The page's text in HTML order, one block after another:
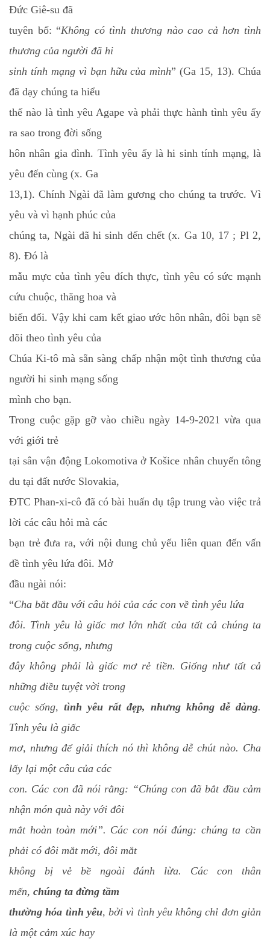
Đức Giê-su đã
tuyên bố: “Không có tình thương nào cao cả hơn tình
thương của người đã hi
sinh tính mạng vì bạn hữu của mình” (Ga 15, 13). Chúa
đã dạy chúng ta hiểu
thế nào là tình yêu Agape và phải thực hành tình yêu ấy
ra sao trong đời sống
hôn nhân gia đình. Tình yêu ấy là hi sinh tính mạng, là
yêu đến cùng (x. Ga
13,1). Chính Ngài đã làm gương cho chúng ta trước. Vì
yêu và vì hạnh phúc của
chúng ta, Ngài đã hi sinh đến chết (x. Ga 10, 17 ; Pl 2,
8). Đó là
mẫu mực của tình yêu đích thực, tình yêu có sức mạnh
cứu chuộc, thăng hoa và
biến đổi. Vậy khi cam kết giao ước hôn nhân, đôi bạn sẽ
dõi theo tình yêu của
Chúa Ki-tô mà sẵn sàng chấp nhận một tình thương của
người hi sinh mạng sống
mình cho bạn.
Trong cuộc gặp gỡ vào chiều ngày 14-9-2021 vừa qua
với giới trẻ
tại sân vận động Lokomotiva ở Košice nhân chuyến tông
du tại đất nước Slovakia,
ĐTC Phan-xi-cô đã có bài huấn dụ tập trung vào việc trả
lời các câu hỏi mà các
bạn trẻ đưa ra, với nội dung chủ yếu liên quan đến vấn
đề tình yêu lứa đôi. Mở
đầu ngài nói:
“Cha bắt đầu với câu hỏi của các con về tình yêu lứa
đôi. Tình yêu là giấc mơ lớn nhất của tất cả chúng ta
trong cuộc sống, nhưng
đây không phải là giấc mơ rẻ tiền. Giống như tất cả
những điều tuyệt vời trong
cuộc sống, tình yêu rất đẹp, nhưng không dễ dàng.
Tình yêu là giấc
mơ, nhưng để giải thích nó thì không dễ chút nào. Cha
lấy lại một câu của các
con. Các con đã nói rằng: “Chúng con đã bắt đầu cảm
nhận món quà này với đôi
mắt hoàn toàn mới”. Các con nói đúng: chúng ta cần
phải có đôi mắt mới, đôi mắt
không bị vẻ bề ngoài đánh lừa. Các con thân
mến, chúng ta đừng tầm
thường hóa tình yêu, bởi vì tình yêu không chỉ đơn giản
là một cảm xúc hay